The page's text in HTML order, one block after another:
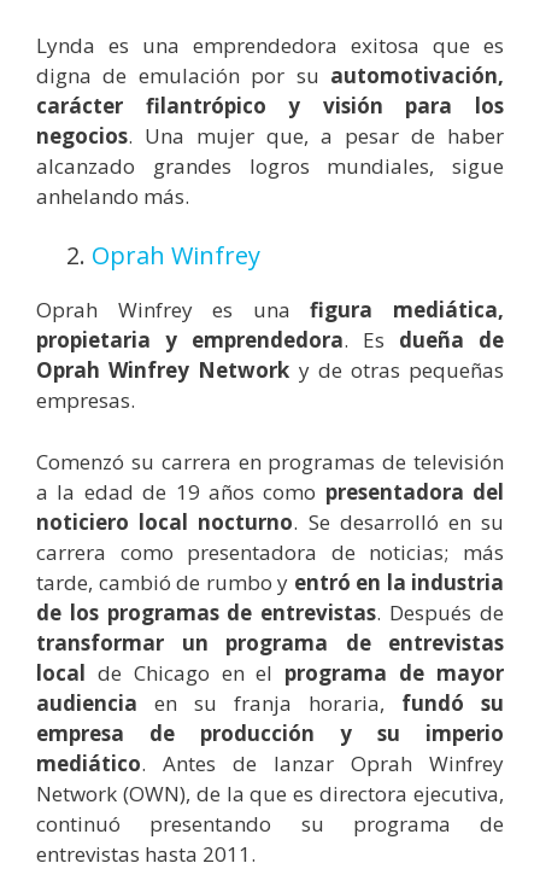
Lynda es una emprendedora exitosa que es
digna de emulación por su automotivación,
carácter filantrópico y visión para los
negocios. Una mujer que, a pesar de haber
alcanzado grandes logros mundiales, sigue
anhelando más.
2. Oprah Winfrey
Oprah Winfrey es unafigura mediática,
propietaria y emprendedora. Es dueña de
Oprah Winfrey Network y de otras pequeñas
empresas.
Comenzó su carrera en programas de televisión
a la edad de 19 años como presentadora del
noticiero local nocturno. Se desarrolló en su
carrera como presentadora de noticias; más
tarde, cambió de rumbo y entró en la industria
de los programas de entrevistas. Después de
transformar un programa de entrevistas
local de Chicago en el programa de mayor
audiencia en su franja horaria, fundó su
empresa de producción y su imperio
mediático. Antes de lanzar Oprah Winfrey
Network (OWN), de la que es directora ejecutiva,
continuó presentando su programa de
entrevistas hasta 2011.